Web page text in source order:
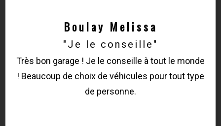
Boulay Melissa
"Je le conseille"
Très bon garage ! Je le conseille à tout le monde
! Beaucoup de choix de véhicules pour tout type
de personne.